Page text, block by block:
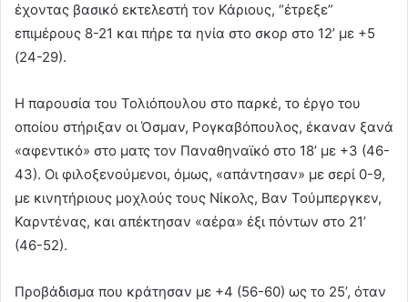
έχοντας βασικό εκτελεστή τον Κάριους, “έτρεξε”
επιμέρους 8-21 και πήρε τα ηνία στο σκορ στο 12’ με +5
(24-29).
Η παρουσία του Τολιόπουλου στο παρκέ, το έργο του
οποίου στήριξαν οι Όσμαν, Ρογκαβόπουλος, έκαναν ξανά
«αφεντικό» στο ματς τον Παναθηναϊκό στο 18’ με +3 (46-
43). Οι φιλοξενούμενοι, όμως, «απάντησαν» με σερί 0-9,
με κινητήριους μοχλούς τους Νίκολς, Βαν Τούμπεργκεν,
Καρντένας, και απέκτησαν «αέρα» έξι πόντων στο 21’
(46-52).
Προβάδισμα που κράτησαν με +4 (56-60) ως το 25’, όταν